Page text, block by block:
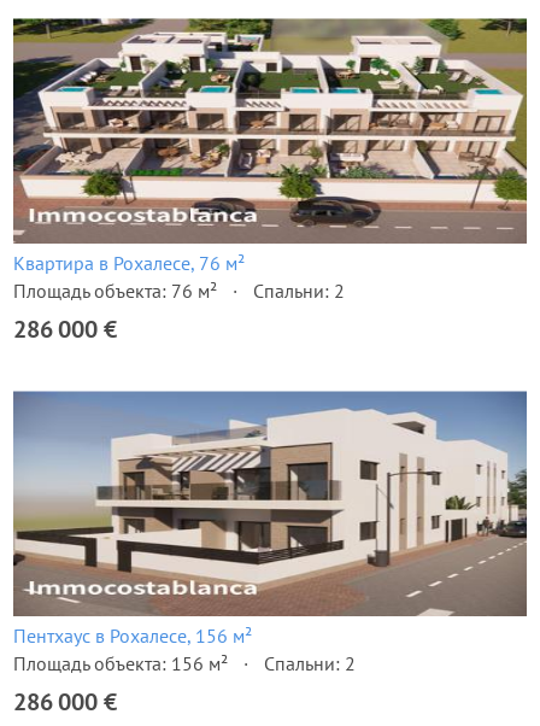
Квартира в Рохалесе, 76 м²
Площадь объекта: 76 м²
Спальни: 2
286 000 €
Пентхаус в Рохалесе, 156 м²
Площадь объекта: 156 м²
Спальни: 2
286 000 €